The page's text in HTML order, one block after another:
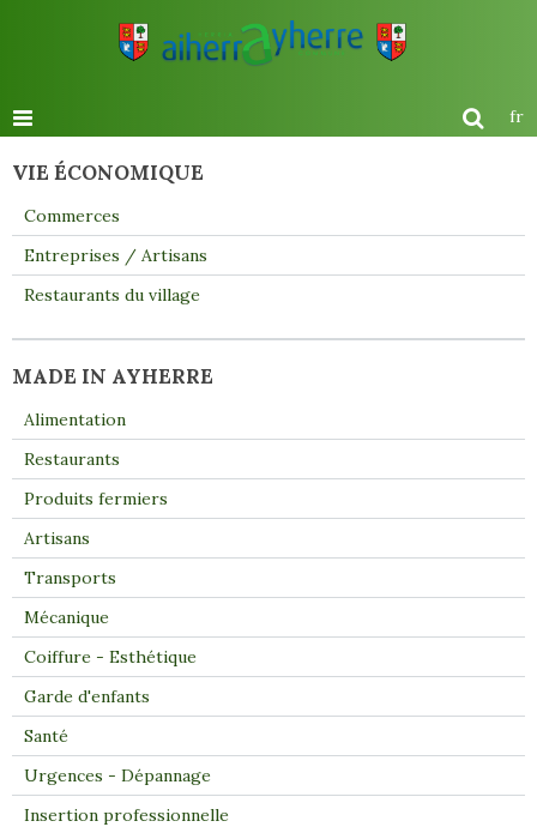
fr
VIE ÉCONOMIQUE
Commerces
Entreprises / Artisans
Restaurants du village
MADE IN AYHERRE
Alimentation
Restaurants
Produits fermiers
Artisans
Transports
Mécanique
Coiffure - Esthétique
Garde d'enfants
Santé
Urgences - Dépannage
Insertion professionnelle